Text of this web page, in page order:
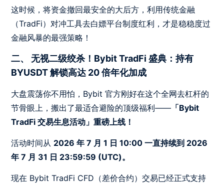
这时候，将资金撤回最安全的大后方，利用传统金融
（TradFi）对冲工具去白嫖平台制度红利，才是稳稳度过
金融风暴的最强策略！
二、 无视二级绞杀！Bybit TradFi 盛典：持有
BYUSDT 解锁高达 20 倍年化加成
大盘震荡你不用怕，Bybit 官方刚好在这个全网去杠杆的
节骨眼上，搬出了最适合避险的顶级福利—— 「Bybit
TradFi 交易生息活动」重磅上线！
活动时间从 2026 年 7 月 1 日 10:00 一直持续到 2026
年 7 月 31 日 23:59:59 (UTC)。
现在 Bybit TradFi CFD（差价合约）交易已经正式支持